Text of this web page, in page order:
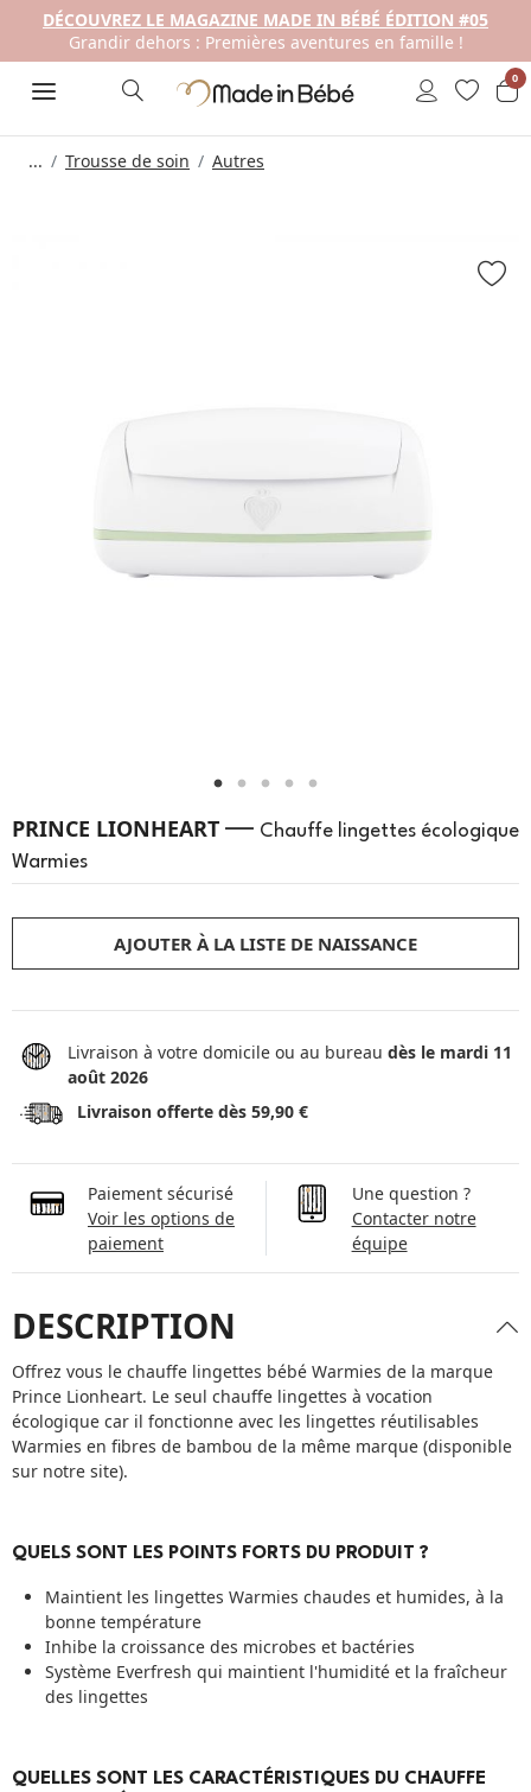
DÉCOUVREZ LE MAGAZINE MADE IN BÉBÉ ÉDITION #05
Grandir dehors : Premières aventures en famille !
0
... Trousse de soin Autres
PRINCE LIONHEART — Chauffe lingettes écologique
Warmies
AJOUTER À LA LISTE DE NAISSANCE
Livraison à votre domicile ou au bureau dès le mardi 11
août 2026
Livraison offerte dès 59,90 €
Paiement sécurisé
Voir les options de
paiement
Une question ?
Contacter notre
équipe
DESCRIPTION
Offrez vous le chauffe lingettes bébé Warmies de la marque
Prince Lionheart. Le seul chauffe lingettes à vocation
écologique car il fonctionne avec les lingettes réutilisables
Warmies en fibres de bambou de la même marque (disponible
sur notre site).
QUELS SONT LES POINTS FORTS DU PRODUIT ?
Maintient les lingettes Warmies chaudes et humides, à la
bonne température
Inhibe la croissance des microbes et bactéries
Système Everfresh qui maintient l'humidité et la fraîcheur
des lingettes
QUELLES SONT LES CARACTÉRISTIQUES DU CHAUFFE